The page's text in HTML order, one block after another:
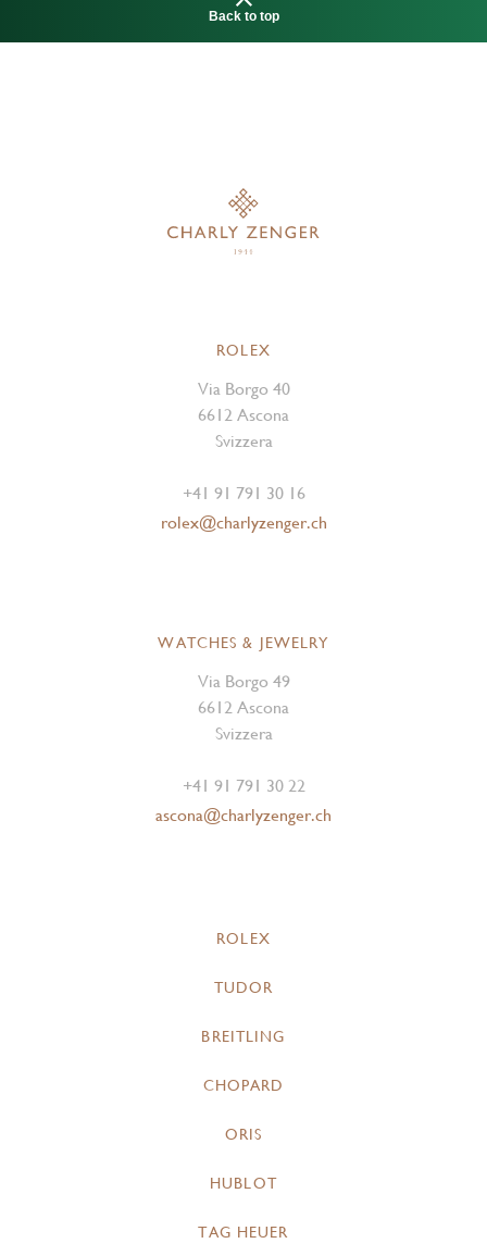
Back to top
ROLEX
Via Borgo 40
6612 Ascona
Svizzera
+41 91 791 30 16
rolex@charlyzenger.ch
WATCHES & JEWELRY
Via Borgo 49
6612 Ascona
Svizzera
+41 91 791 30 22
ascona@charlyzenger.ch
ROLEX
TUDOR
BREITLING
CHOPARD
ORIS
HUBLOT
TAG HEUER